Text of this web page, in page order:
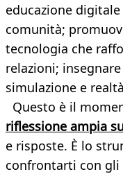
educazione
comunità;
tecnologia che
relazioni;
simulazione e
Questo è il
riflessione ampia
e risposte. È lo
confrontarti con gli